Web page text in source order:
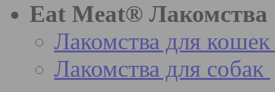
Eat Meat® Лакомства
Лакомства для кошек
Лакомства для собак